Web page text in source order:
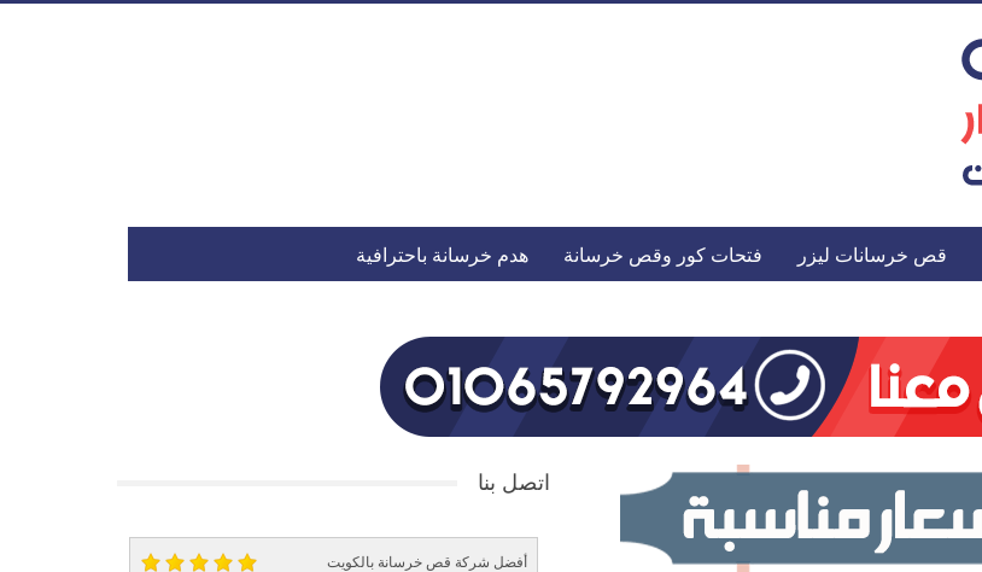
قص خرسانات ليزر فتحات كور وقص خرسانة هدم خرسانة باحترافية
اتصل بنا
أفضل شركة قص خرسانة بالكويت